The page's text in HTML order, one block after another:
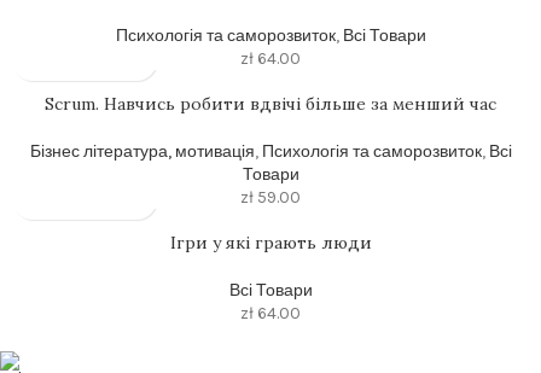
Психологія та саморозвиток, Всі Товари
zł 64.00
Scrum. Навчись робити вдвічі більше за менший час
Бізнес література, мотивація, Психологія та саморозвиток, Всі
Товари
zł 59.00
Ігри у які грають люди
Всі Товари
zł 64.00